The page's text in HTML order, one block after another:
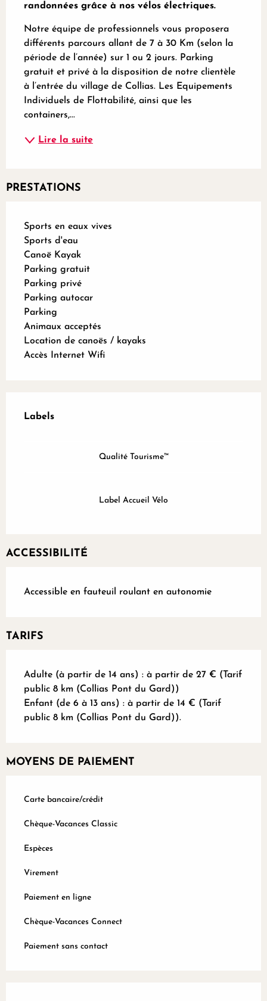
randonnées grâce à nos vélos électriques.
Notre équipe de professionnels vous proposera
différents parcours allant de 7 à 30 Km (selon la
période de l’année) sur 1 ou 2 jours. Parking
gratuit et privé à la disposition de notre clientèle
à l’entrée du village de Collias. Les Equipements
Individuels de Flottabilité, ainsi que les
containers,...
Lire la suite
PRESTATIONS
Sports en eaux vives
Sports d'eau
Canoë Kayak
Parking gratuit
Parking privé
Parking autocar
Parking
Animaux acceptés
Location de canoës / kayaks
Accès Internet Wifi
Labels
Labels
Qualité Tourisme™
Label Accueil Vélo
ACCESSIBILITÉ
Accessible en fauteuil roulant en autonomie
TARIFS
Adulte (à partir de 14 ans) : à partir de 27 € (Tarif
public 8 km (Collias Pont du Gard))
Enfant (de 6 à 13 ans) : à partir de 14 € (Tarif
public 8 km (Collias Pont du Gard)).
MOYENS DE PAIEMENT
Carte bancaire/crédit
Chèque-Vacances Classic
Espèces
Virement
Paiement en ligne
Chèque-Vacances Connect
Paiement sans contact